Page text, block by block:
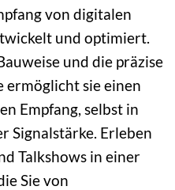
von digitalen
und optimiert.
und die präzise
ermöglicht sie einen
Empfang, selbst in
Signalstärke. Erleben
Talkshows in einer
Sie von